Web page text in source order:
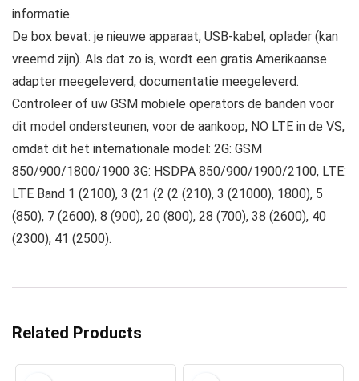
informatie.
De box bevat: je nieuwe apparaat, USB-kabel, oplader (kan
vreemd zijn). Als dat zo is, wordt een gratis Amerikaanse
adapter meegeleverd, documentatie meegeleverd.
Controleer of uw GSM mobiele operators de banden voor
dit model ondersteunen, voor de aankoop, NO LTE in de VS,
omdat dit het internationale model: 2G: GSM
850/900/1800/1900 3G: HSDPA 850/900/1900/2100, LTE:
LTE Band 1 (2100), 3 (21 (2 (2 (210), 3 (21000), 1800), 5
(850), 7 (2600), 8 (900), 20 (800), 28 (700), 38 (2600), 40
(2300), 41 (2500).
Related Products